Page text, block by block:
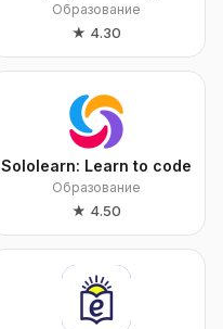
Образование
★ 4.30
Sololearn: Learn to code
Образование
★ 4.50